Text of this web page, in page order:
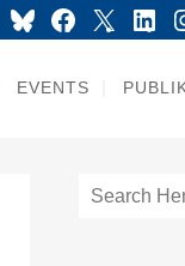
YouTubeBlueskyFacebook
EVENTS